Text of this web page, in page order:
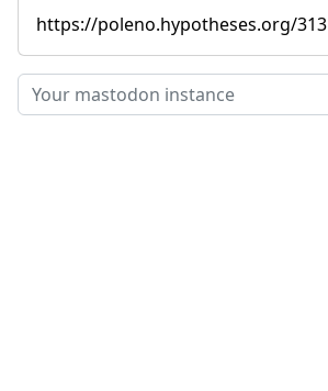
https://poleno.hypotheses.org/313